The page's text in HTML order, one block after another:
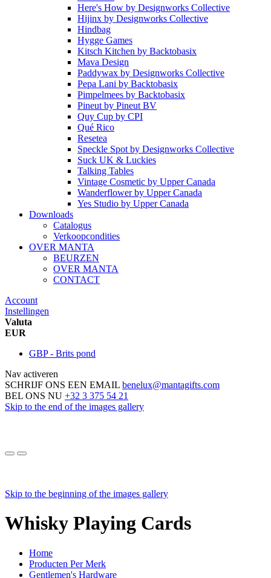
Here's How by Designworks Collective
Hijinx by Designworks Collective
Hindbag
Hygge Games
Kitsch Kitchen by Backtobasix
Mava Design
Paddywax by Designworks Collective
Pepa Lani by Backtobasix
Pimpelmees by Backtobasix
Pineut by Pineut BV
Quy Cup by CPI
Qué Rico
Resetea
Speckle Spot by Designworks Collective
Suck UK & Luckies
Talking Tables
Vintage Cosmetic by Upper Canada
Wanderflowerby Upper Canada
Yes Studio by Upper Canada
Downloads
Catalogus
Verkoopcondities
OVER MANTA
BEURZEN
OVER MANTA
CONTACT
Account
Instellingen
Valuta
EUR
GBP - Brits pond
Nav activeren
SCHRIJF ONS EEN EMAIL benelux@mantagifts.com
BEL ONS NU +32 3 375 54 21
Skip to the end of the images gallery
Skip to the beginning of the images gallery
Whisky Playing Cards
Home
Producten Per Merk
Gentlemen's Hardware